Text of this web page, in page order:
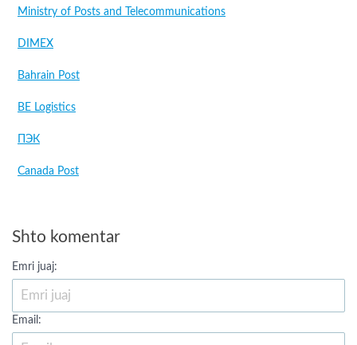
Ministry of Posts and Telecommunications
DIMEX
Bahrain Post
BE Logistics
ПЭК
Canada Post
Shto komentar
Emri juaj:
Email: